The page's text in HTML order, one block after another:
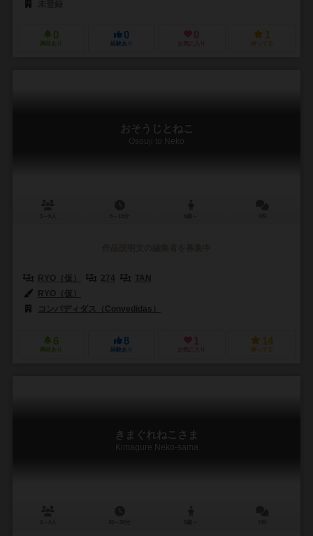
0
興味あり
0
経験あり
0
お気に入り
1
持ってる
おそうじとねこ
Osouji to Neko
RYO（仮） 274
TAN
RYO（仮）
コンバディダス（Convedidas）
6
興味あり
8
経験あり
1
お気に入り
14
持ってる
きまぐれねこさま
Kimagure Neko-sama